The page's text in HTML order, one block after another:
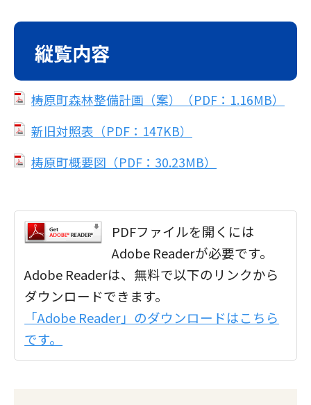
縦覧内容
梼原町森林整備計画（案）（PDF：1.16MB）
新旧対照表（PDF：147KB）
梼原町概要図（PDF：30.23MB）
PDFファイルを開くには
Adobe Readerが必要です。
Adobe Readerは、無料で以下のリンクから
ダウンロードできます。
「Adobe Reader」のダウンロードはこちら
です。